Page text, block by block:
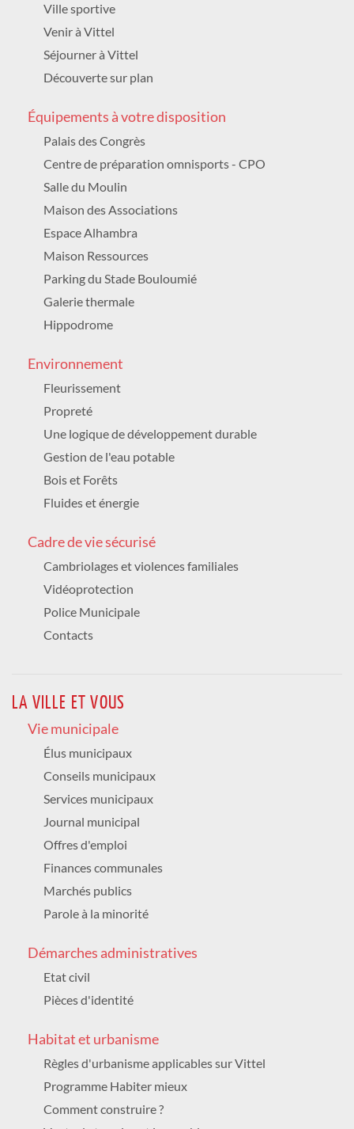
Palais des Congrès
EXPOSITION ART - MULTIARTISTES
Culture / GRATUIT
MARDI 11 AOÛT 2026
Hippodrome de Vittel
D18 Lieu-dit l'Orée du Bois
COURSES HIPPIQUES
Sport / Animation
VENDREDI 14 AOÛT 2026
14h30
166 rue Charles Garnier
PATRIMOINE : VISITE GUIDÉE
SAMEDI 15 AOÛT 2026
14h00
COURSES HIPPIQUES
DIMANCHE 16 AOÛT 2026
18H30
Parc thermal
CONCERT LES 4 SAISONS DE VIVALDI
à partir de 16h
COURSE D'ORIENTATION URBAINE
Sport
DIMANCHE 16 AOÛT 2026
Galerie thermale
SALSA BLUE O'
Culture /
DU MERCREDI 19 AOÛT 2026 AU DIMANCHE
de 15h à minuit
Place de Gaulle
DOLCE VITTEL
Animation /
14h30
PATRIMOINE : VISITE GUIDÉE
Culture
SAMEDI 22 AOÛT 2026
14h00 à 16h00
Église Saint-Rémi
Rue Division leclerc
VISITES GUIDÉE DES ÉGLISES ET
Ville sportive
Venir à Vittel
Séjourner à Vittel
Découverte sur plan
Équipements à votre disposition
Palais des Congrès
Centre de préparation omnisports - CPO
Salle du Moulin
Maison des Associations
Espace Alhambra
Maison Ressources
Parking du Stade Bouloumié
Galerie thermale
Hippodrome
Environnement
Fleurissement
Propreté
Une logique de développement durable
Gestion de l'eau potable
Bois et Forêts
Fluides et énergie
Cadre de vie sécurisé
Cambriolages et violences familiales
Vidéoprotection
Police Municipale
Contacts
LA VILLE ET VOUS
Vie municipale
Élus municipaux
Conseils municipaux
Services municipaux
Journal municipal
Offres d'emploi
Finances communales
Marchés publics
Parole à la minorité
Démarches administratives
Etat civil
Pièces d'identité
Habitat et urbanisme
Règles d'urbanisme applicables sur Vittel
Programme Habiter mieux
Comment construire ?